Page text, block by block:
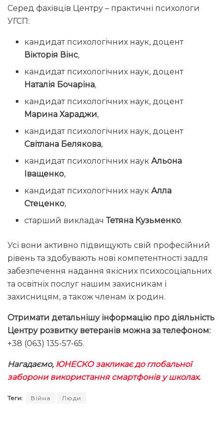
Серед фахівців Центру – практичні психологи
УГСП:
кандидат психологічних наук, доцент
Вікторія Вінс,
кандидат психологічних наук, доцент
Наталія Бочаріна,
кандидат психологічних наук, доцент
Марина Хараджи,
кандидат психологічних наук, доцент
Світлана Белякова,
кандидат психологічних наукАльона
Іващенко,
кандидат психологічних наукАлла
Стеценко,
старший викладачТетяна Кузьменко.
Усі вони активно підвищують свій професійний
рівень та здобувають нові компетентності задля
забезпечення надання якісних психосоціальних
та освітніх послуг нашим захисникам і
захисницям, а також членам їх родин.
Отримати детальнішу інформацію про діяльність
Центру розвитку ветеранів можна за телефоном:
+38 (063) 135-57-65.
Нагадаємо, ЮНЕСКО закликає до глобальної
заборони використання смартфонів у школах.
Теги: Війна Люди